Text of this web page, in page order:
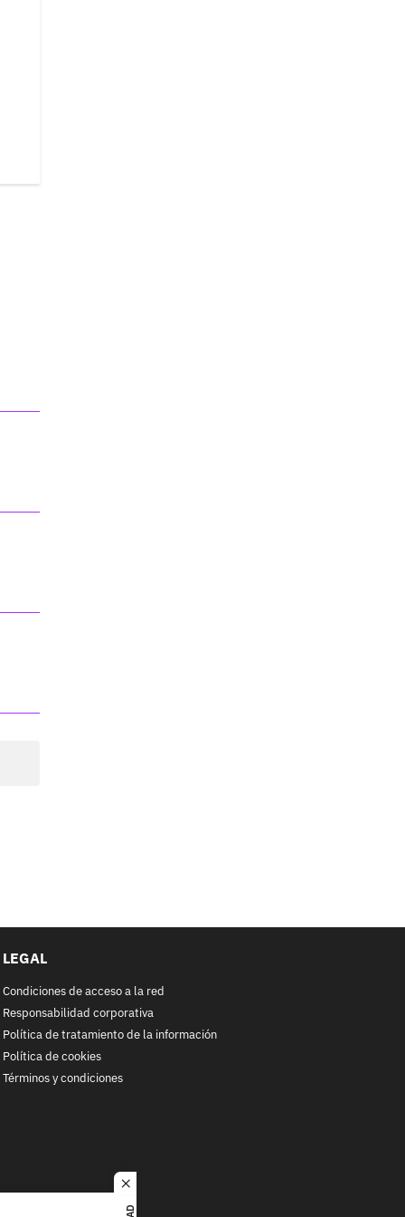
close
LEGAL
Condiciones de acceso a la red
Responsabilidad corporativa
Política de tratamiento de la información
Política de cookies
Términos y condiciones